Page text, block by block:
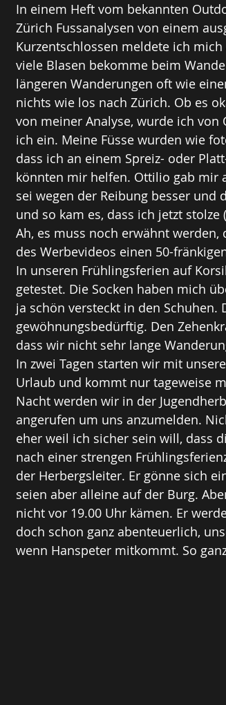
In einem Heft vom bekannten
Zürich Fussanalysen von einem
Kurzentschlossen meldete ich
viele Blasen bekomme beim
längeren Wanderungen oft wie
nichts wie los nach Zürich. Ob es
von meiner Analyse, wurde ich
ich ein. Meine Füsse wurden wie
dass ich an einem Spreiz- oder
könnten mir helfen. Ottilio gab mir
sei wegen der Reibung besser und
und so kam es, dass ich jetzt
Ah, es muss noch erwähnt
des Werbevideos einen 50-
In unseren Frühlingsferien auf
getestet. Die Socken haben mich
ja schön versteckt in den Schuhen.
gewöhnungsbedürftig. Den
dass wir nicht sehr lange
In zwei Tagen starten wir mit
Urlaub und kommt nur tageweise
Nacht werden wir in der
angerufen um uns anzumelden.
eher weil ich sicher sein will, dass
nach einer strengen
der Herbergsleiter. Er gönne sich
seien aber alleine auf der Burg.
nicht vor 19.00 Uhr kämen. Er
doch schon ganz abenteuerlich,
wenn Hanspeter mitkommt. So